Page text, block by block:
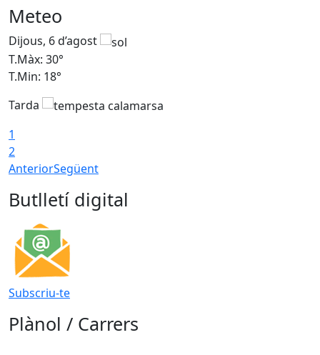
Meteo
Dijous, 6 d’agost
T.Màx: 30°
T.Min: 18°
Tarda
1
2
AnteriorSegüent
Butlletí digital
Subscriu-te
Plànol / Carrers